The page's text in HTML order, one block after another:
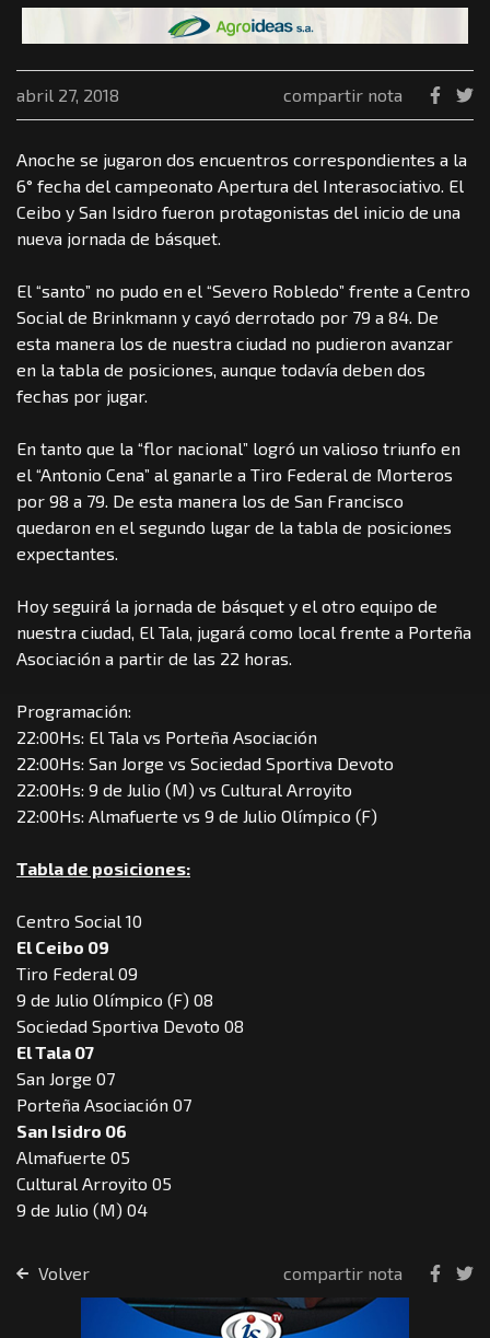
abril 27, 2018 compartir nota
Anoche se jugaron dos encuentros correspondientes a la
6° fecha del campeonato Apertura del Interasociativo. El
Ceibo y San Isidro fueron protagonistas del inicio de una
nueva jornada de básquet.
El “santo” no pudo en el “Severo Robledo” frente a Centro
Social de Brinkmann y cayó derrotado por 79 a 84. De
esta manera los de nuestra ciudad no pudieron avanzar
en la tabla de posiciones, aunque todavía deben dos
fechas por jugar.
En tanto que la “flor nacional” logró un valioso triunfo en
el “Antonio Cena” al ganarle a Tiro Federal de Morteros
por 98 a 79. De esta manera los de San Francisco
quedaron en el segundo lugar de la tabla de posiciones
expectantes.
Hoy seguirá la jornada de básquet y el otro equipo de
nuestra ciudad, El Tala, jugará como local frente a Porteña
Asociación a partir de las 22 horas.
Programación:
22:00Hs: El Tala vs Porteña Asociación
22:00Hs: San Jorge vs Sociedad Sportiva Devoto
22:00Hs: 9 de Julio (M) vs Cultural Arroyito
22:00Hs: Almafuerte vs 9 de Julio Olímpico (F)
Tabla de posiciones:
Centro Social 10
El Ceibo 09
Tiro Federal 09
9 de Julio Olímpico (F) 08
Sociedad Sportiva Devoto 08
El Tala 07
San Jorge 07
Porteña Asociación 07
San Isidro 06
Almafuerte 05
Cultural Arroyito 05
9 de Julio (M) 04
Volver compartir nota